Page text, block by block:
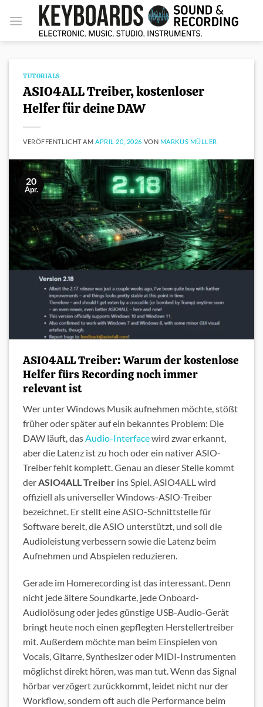
Inhalt
TUTORIALS
ASIO4ALL Treiber, kostenloser
Helfer für deine DAW
VERÖFFENTLICHT AM APRIL 20, 2026 VON MARKUS MÜLLER
20
Apr.
ASIO4ALL Treiber: Warum der kostenlose
Helfer fürs Recording noch immer
relevant ist
Wer unter Windows Musik aufnehmen möchte, stößt
früher oder später auf ein bekanntes Problem: Die
DAW läuft, dasAudio-Interfacewird zwar erkannt,
aber die Latenz ist zu hoch oder ein nativer ASIO-
Treiber fehlt komplett. Genau an dieser Stelle kommt
derASIO4ALL Treiber ins Spiel. ASIO4ALL wird
offiziell als universeller Windows-ASIO-Treiber
bezeichnet. Er stellt eine ASIO-Schnittstelle für
Software bereit, die ASIO unterstützt, und soll die
Audioleistung verbessern sowie die Latenz beim
Aufnehmen und Abspielen reduzieren.
Gerade im Homerecording ist das interessant. Denn
nicht jede ältere Soundkarte, jede Onboard-
Audiolösung oder jedes günstige USB-Audio-Gerät
bringt heute noch einen gepflegten Herstellertreiber
mit. Außerdem möchte man beim Einspielen von
Vocals, Gitarre, Synthesizer oder MIDI-Instrumenten
möglichst direkt hören, was man tut. Wenn das Signal
hörbar verzögert zurückkommt, leidet nicht nur der
Workflow, sondern oft auch die Performance beim